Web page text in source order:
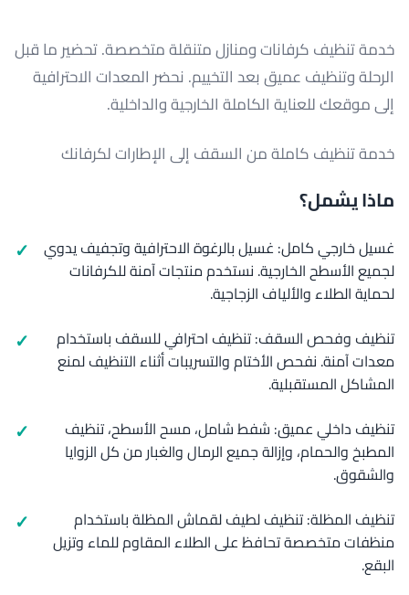
خدمة تنظيف كرفانات ومنازل متنقلة متخصصة. تحضير ما قبل
الرحلة وتنظيف عميق بعد التخييم. نحضر المعدات الاحترافية
إلى موقعك للعناية الكاملة الخارجية والداخلية.
خدمة تنظيف كاملة من السقف إلى الإطارات لكرفانك
ماذا يشمل؟
غسيل خارجي كامل: غسيل بالرغوة الاحترافية وتجفيف يدوي
لجميع الأسطح الخارجية. نستخدم منتجات آمنة للكرفانات
لحماية الطلاء والألياف الزجاجية.
تنظيف وفحص السقف: تنظيف احترافي للسقف باستخدام
معدات آمنة. نفحص الأختام والتسريبات أثناء التنظيف لمنع
المشاكل المستقبلية.
تنظيف داخلي عميق: شفط شامل، مسح الأسطح، تنظيف
المطبخ والحمام، وإزالة جميع الرمال والغبار من كل الزوايا
والشقوق.
تنظيف المظلة: تنظيف لطيف لقماش المظلة باستخدام
منظفات متخصصة تحافظ على الطلاء المقاوم للماء وتزيل
البقع.